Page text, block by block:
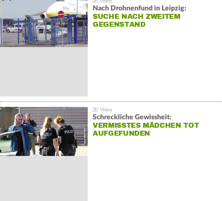
Nach Drohnenfund in Leipzig:
SUCHE NACH ZWEITEM
GEGENSTAND
Schreckliche Gewissheit:
VERMISSTES MÄDCHEN TOT
AUFGEFUNDEN